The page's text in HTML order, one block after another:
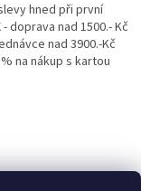
hned při první
doprava nad 1500.- Kč
nad 3900.-Kč
na nákup s kartou